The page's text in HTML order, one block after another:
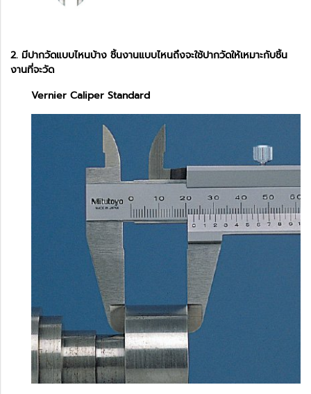
2. มีปากวัดแบบไหนบ้าง ชิ้นงานแบบไหนถึงจะใช้ปากวัดให้เหมาะกับชิ้น
งานที่จะวัด
Vernier Caliper Standard